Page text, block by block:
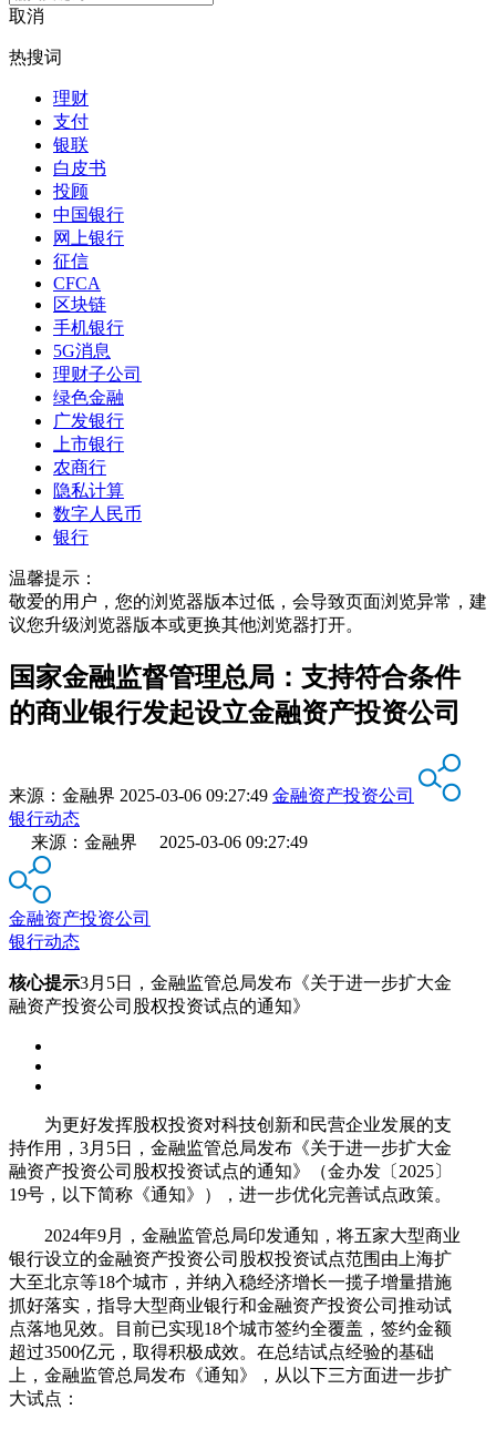
取消
热搜词
理财
支付
银联
白皮书
投顾
中国银行
网上银行
征信
CFCA
区块链
手机银行
5G消息
理财子公司
绿色金融
广发银行
上市银行
农商行
隐私计算
数字人民币
银行
温馨提示：
敬爱的用户，您的浏览器版本过低，会导致页面浏览异常，建
议您升级浏览器版本或更换其他浏览器打开。
国家金融监督管理总局：支持符合条件
的商业银行发起设立金融资产投资公司
来源： 金融界 2025-03-06 09:27:49 金融资产投资公司
银行动态
来源：金融界 2025-03-06 09:27:49
金融资产投资公司
银行动态
核心提示3月5日，金融监管总局发布《关于进一步扩大金
融资产投资公司股权投资试点的通知》
为更好发挥股权投资对科技创新和民营企业发展的支
持作用，3月5日，金融监管总局发布《关于进一步扩大金
融资产投资公司股权投资试点的通知》（金办发〔2025〕
19号，以下简称《通知》），进一步优化完善试点政策。
2024年9月，金融监管总局印发通知，将五家大型商业
银行设立的金融资产投资公司股权投资试点范围由上海扩
大至北京等18个城市，并纳入稳经济增长一揽子增量措施
抓好落实，指导大型商业银行和金融资产投资公司推动试
点落地见效。目前已实现18个城市签约全覆盖，签约金额
超过3500亿元，取得积极成效。在总结试点经验的基础
上，金融监管总局发布《通知》，从以下三方面进一步扩
大试点：